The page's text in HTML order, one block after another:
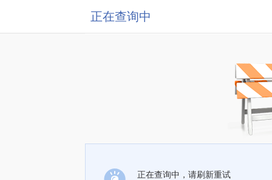
正在查询中
正在查询中，请刷新重试